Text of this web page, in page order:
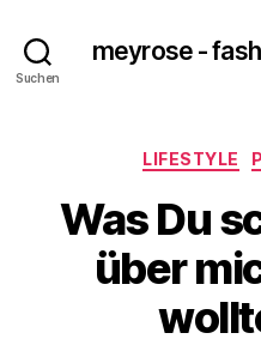
Suchen
meyrose -
LIFESTYLE
Was Du
über